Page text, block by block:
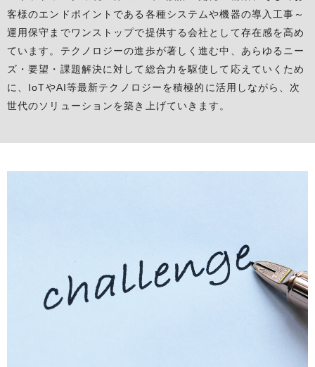
客様のエンドポイントである各種システムや機器の導入工事～
運用保守までワンストップで提供する会社として存在感を高め
ています。テクノロジーの進歩が著しく進む中、あらゆるニー
ズ・要望・課題解決に対して総合力を駆使して応えていくため
に、IoTやAI等最新テクノロジーを積極的に活用しながら、次
世代のソリューションを築き上げていきます。